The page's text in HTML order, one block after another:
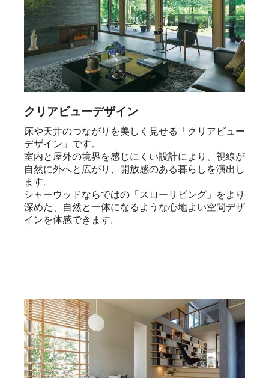
クリアビューデザイン
床や天井のつながりを美しく見せる「クリアビュー
デザイン」です。
室内と屋外の境界を感じにくい設計により、視線が
自然に外へと広がり、開放感のある暮らしを演出し
ます。
シャーウッドならではの「スローリビング」をより
深めた、自然と一体になるような心地よい空間デザ
インを体感できます。